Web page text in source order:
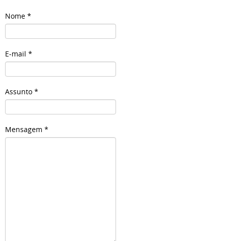
Nome *
E-mail *
Assunto *
Mensagem *